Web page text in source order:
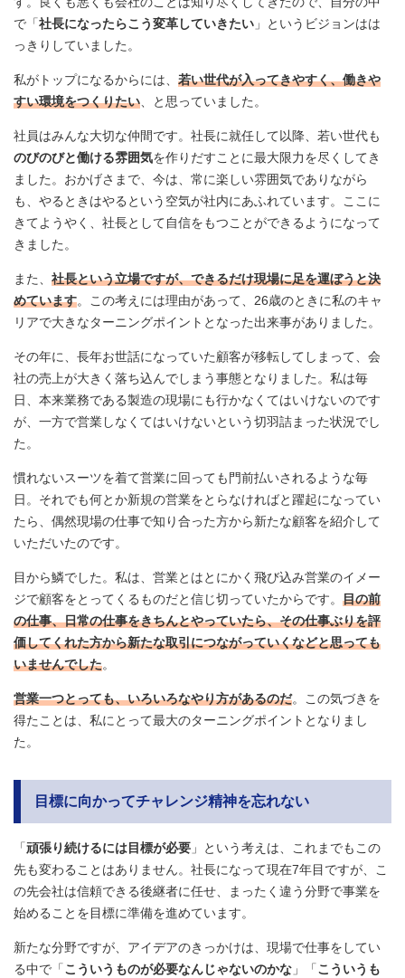
で「社長になったらこう変革していきたい 」というビジョンはは
っきりしていました。
私がトップになるからには、 若い世代が入ってきやすく、働きや
すい環境をつくりたい、と思っていました。
社員はみんな大切な仲間です。社長に就任して以降、若い世代も
のびのびと働ける雰囲気を作りだすことに最大限力を尽くしてき
ました。おかげさまで、今は、常に楽しい雰囲気でありながら
も、やるときはやるという空気が社内にあふれています。ここに
きてようやく、社長として自信をもつことができるようになって
きました。
また、 社長という立場ですが、できるだけ現場に足を運ぼうと決
めています。この考えには理由があって、26歳のときに私のキャ
リアで大きなターニングポイントとなった出来事がありました。
その年に、長年お世話になっていた顧客が移転してしまって、会
社の売上が大きく落ち込んでしまう事態となりました。私は毎
日、本来業務である製造の現場にも行かなくてはいけないのです
が、一方で営業しなくてはいけないという切羽詰まった状況でし
た。
慣れないスーツを着て営業に回っても門前払いされるような毎
日。それでも何とか新規の営業をとらなければと躍起になってい
たら、偶然現場の仕事で知り合った方から新たな顧客を紹介して
いただいたのです。
目から鱗でした。私は、営業とはとにかく飛び込み営業のイメー
ジで顧客をとってくるものだと信じ切っていたからです。 目の前
の仕事、日常の仕事をきちんとやっていたら、その仕事ぶりを評
価してくれた方から新たな取引につながっていくなどと思っても
いませんでした。
営業一つとっても、いろいろなやり方があるのだ。この気づきを
得たことは、私にとって最大のターニングポイントとなりまし
た。
目標に向かってチャレンジ精神を忘れない
「頑張り続けるには目標が必要 」という考えは、これまでもこの
先も変わることはありません。社長になって現在7年目ですが、こ
の先会社は信頼できる後継者に任せ、まったく違う分野で事業を
始めることを目標に準備を進めています。
新たな分野ですが、アイデアのきっかけは、現場で仕事をしてい
る中で「こういうものが必要なんじゃないのかな 」「こういうも